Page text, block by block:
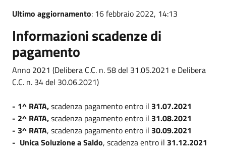
Ultimo aggiornamento: 16 febbraio 2022, 14:13
Informazioni scadenze di
pagamento
Anno 2021 (Delibera C.C. n. 58 del 31.05.2021 e Delibera
C.C. n. 34 del 30.06.2021)
- 1^ RATA,scadenza pagamento entro il 31.07.2021
- 2^ RATA,scadenza pagamento entro il 31.08.2021
- 3^ RATA, scadenza pagamento entro il 30.09.2021
- Unica Soluzione a Saldo, scadenza entro il 31.12.2021